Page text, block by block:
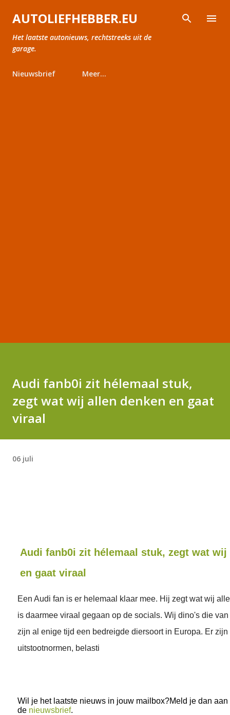
Doorgaan naar hoofdcontent
AUTOLIEFHEBBER.EU
Het laatste autonieuws, rechtstreeks uit de
garage.
Nieuwsbrief Meer…
Audi fanb0i zit hélemaal stuk,
zegt wat wij allen denken en gaat
viraal
06 juli
Audi fanb0i zit hélemaal stuk, zegt wat wij
en gaat viraal
Een Audi fan is er helemaal klaar mee. Hij zegt wat wij
is daarmee viraal gegaan op de socials. Wij dino's die
zijn al enige tijd een bedreigde diersoort in Europa. Er
uitstootnormen, belasti
Wil je het laatste nieuws in jouw mailbox?Meld je dan aan
de nieuwsbrief.